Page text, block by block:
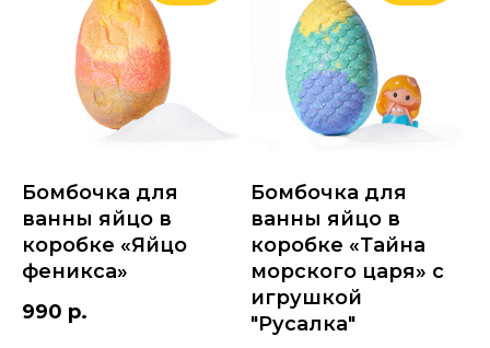
Бомбочка для
ванны яйцо в
коробке «Яйцо
феникса»
990 р.
Бомбочка для
ванны яйцо в
коробке «Тайна
морского царя» с
игрушкой
"Русалка"